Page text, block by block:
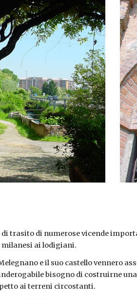
di trasito di numerose vicende
milanesi ai lodigiani.
e il suo castello vennero
bisogno di costruirne
ai terreni circostanti.